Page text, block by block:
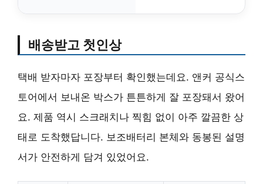
배송받고 첫인상
택배 받자마자 포장부터 확인했는데요. 앤커 공식스
토어에서 보내온 박스가 튼튼하게 잘 포장돼서 왔어
요. 제품 역시 스크래치나 찍힘 없이 아주 깔끔한 상
태로 도착했답니다. 보조배터리 본체와 동봉된 설명
서가 안전하게 담겨 있었어요.